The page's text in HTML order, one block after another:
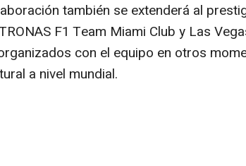
también se extenderá al
F1 Team Miami Club y Las
con el equipo en otros
a nivel mundial.